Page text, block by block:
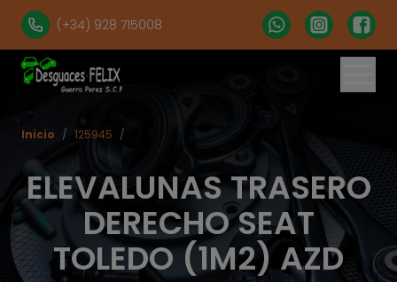
(+34) 928 715008
ELEVALUNAS TRASERO
DERECHO SEAT
TOLEDO (1M2) AZD
Inicio / 125945 /